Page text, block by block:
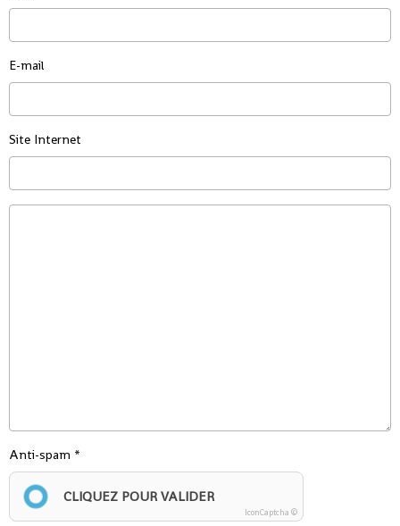
E-mail
Site Internet
Anti-spam
CLIQUEZ POUR VALIDER
IconCaptcha ©